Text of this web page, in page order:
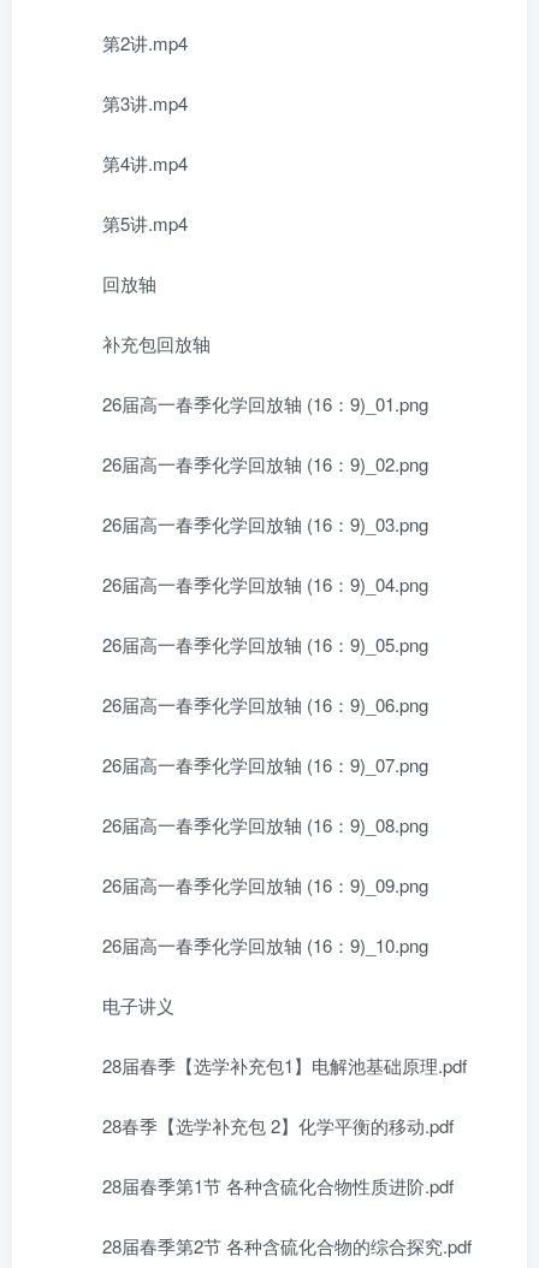
第2讲.mp4
第3讲.mp4
第4讲.mp4
第5讲.mp4
回放轴
补充包回放轴
26届高一春季化学回放轴 (16：9)_01.png
26届高一春季化学回放轴 (16：9)_02.png
26届高一春季化学回放轴 (16：9)_03.png
26届高一春季化学回放轴 (16：9)_04.png
26届高一春季化学回放轴 (16：9)_05.png
26届高一春季化学回放轴 (16：9)_06.png
26届高一春季化学回放轴 (16：9)_07.png
26届高一春季化学回放轴 (16：9)_08.png
26届高一春季化学回放轴 (16：9)_09.png
26届高一春季化学回放轴 (16：9)_10.png
电子讲义
28届春季【选学补充包1】电解池基础原理.pdf
28春季【选学补充包 2】化学平衡的移动.pdf
28届春季第1节 各种含硫化合物性质进阶.pdf
28届春季第2节 各种含硫化合物的综合探究.pdf